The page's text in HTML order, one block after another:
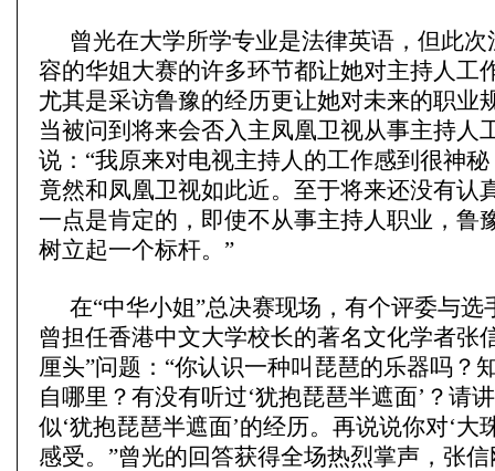
曾光在大学所学专业是法律英语，但此
容的华姐大赛的许多环节都让她对主持人工
尤其是采访鲁豫的经历更让她对未来的职业
当被问到将来会否入主凤凰卫视从事主持人
说：“我原来对电视主持人的工作感到很神
竟然和凤凰卫视如此近。至于将来还没有认
一点是肯定的，即使不从事主持人职业，鲁
树立起一个标杆。”
在“中华小姐”总决赛现场，有个评委与选
曾担任香港中文大学校长的著名文化学者张
厘头”问题：“你认识一种叫琵琶的乐器吗？
自哪里？有没有听过‘犹抱琵琶半遮面’？请
似‘犹抱琵琶半遮面’的经历。再说说你对‘大
感受。”曾光的回答获得全场热烈掌声，张